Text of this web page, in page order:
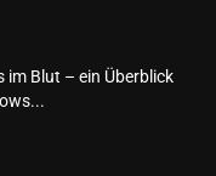
Blut – ein Überblick